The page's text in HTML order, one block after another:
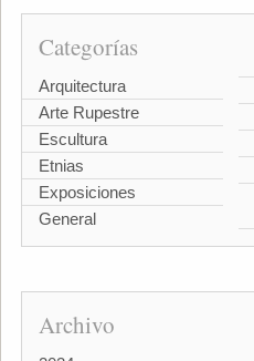
Categorías
Arquitectura
Arte Rupestre
Escultura
Etnias
Exposiciones
General
Archivo